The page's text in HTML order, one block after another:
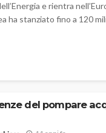
e rientra
ha stanziato fino a 120
del pompare